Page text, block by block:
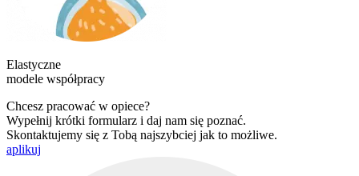
Elastyczne
modele współpracy
Chcesz pracować w opiece?
Wypełnij krótki formularz i daj nam się poznać.
Skontaktujemy się z Tobą najszybciej jak to możliwe.
aplikuj